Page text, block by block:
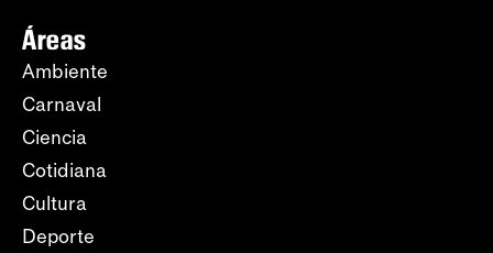
Áreas
Ambiente
Carnaval
Ciencia
Cotidiana
Cultura
Deporte